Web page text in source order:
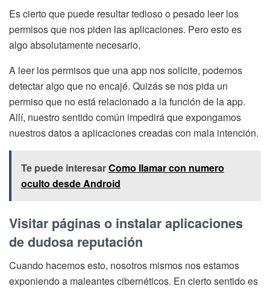
Es cierto que puede resultar tedioso o pesado leer los
permisos que nos piden las aplicaciones. Pero esto es
algo absolutamente necesario.
A leer los permisos que una app nos solicite, podemos
detectar algo que no encajé. Quizás se nos pida un
permiso que no está relacionado a la función de la app.
Allí, nuestro sentido común impedirá que expongamos
nuestros datos a aplicaciones creadas con mala intención.
Te puede interesarComo llamar con numero
oculto desde Android
Visitar páginas o instalar aplicaciones
de dudosa reputación
Cuando hacemos esto, nosotros mismos nos estamos
exponiendo a maleantes cibernéticos. En cierto sentido es